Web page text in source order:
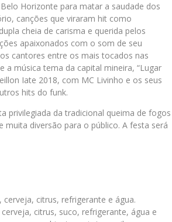
Horizonte para matar a saudade dos
canções que viraram hit como
cheia de carisma e querida pelos
apaixonados com o som de seu
cantores entre os mais tocados nas
a música tema da capital mineira, “Lugar
Iate 2018, com MC Livinho e os seus
hits do funk.
privilegiada da tradicional queima de fogos
diversão para o público. A festa será
citrus, refrigerante e água.
citrus, suco, refrigerante, água e